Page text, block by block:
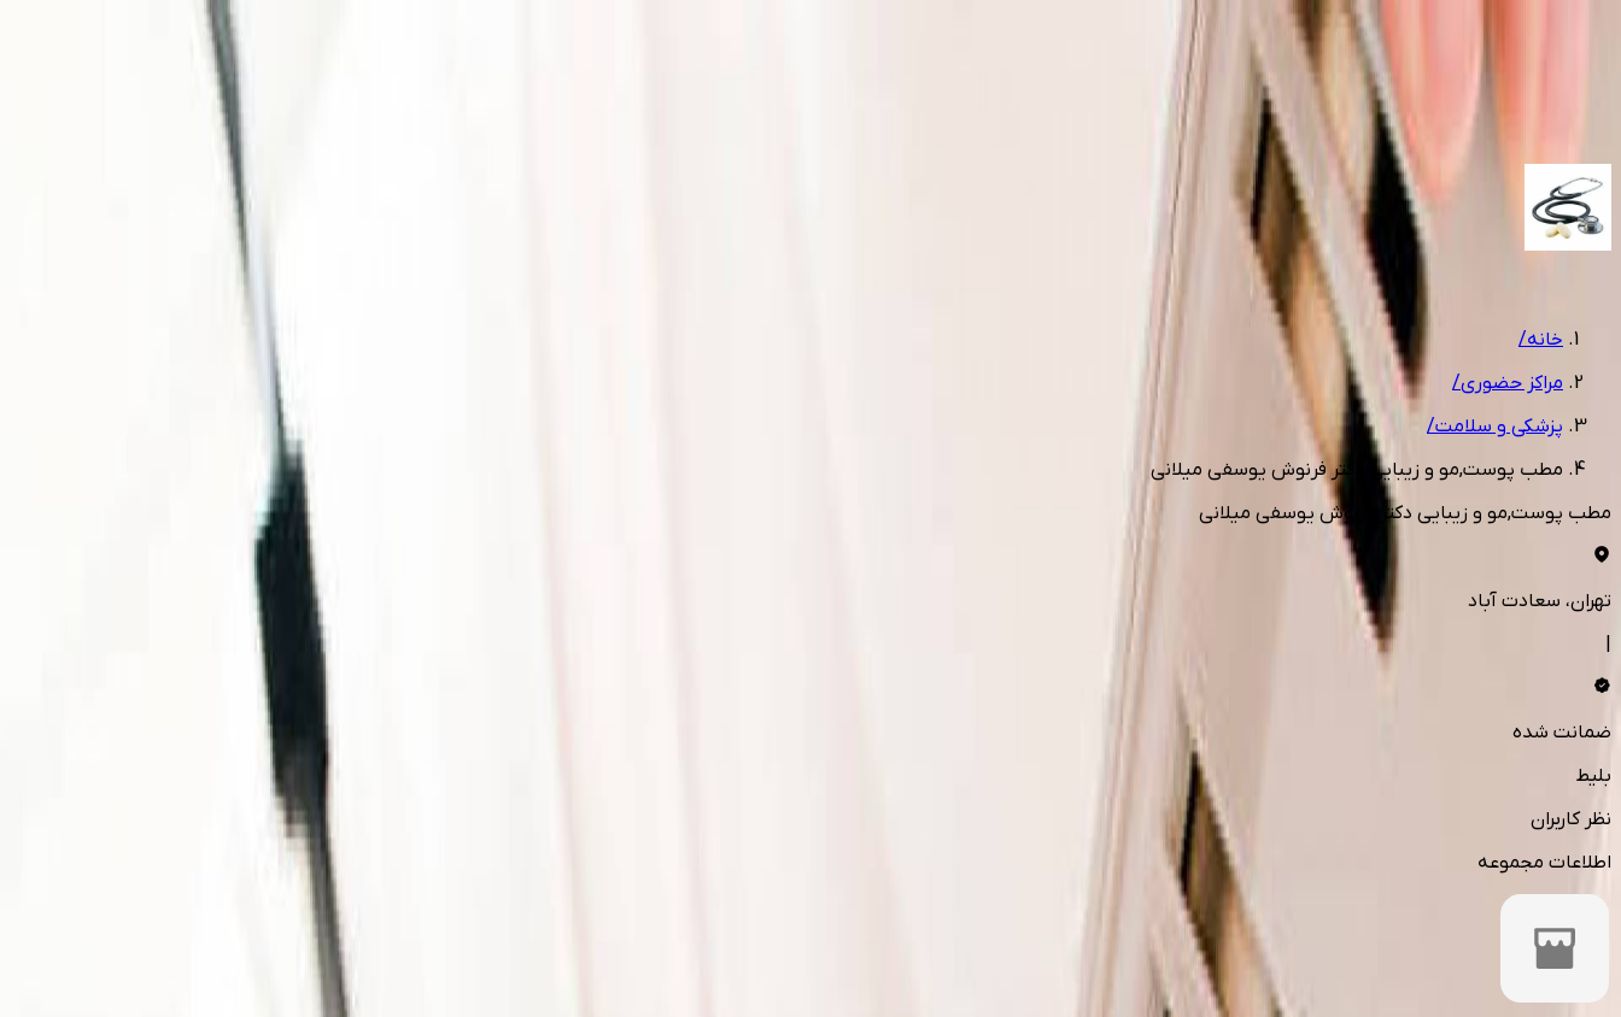
1/4
خانه/
مراکز حضوری/
پزشکی و سلامت/
مطب پوست,مو و زیبایی دکتر فرنوش یوسفی میلانی
مطب پوست,مو و زیبایی دکتر فرنوش یوسفی میلانی
تهران، سعادت آباد
ضمانت شده
بلیط
نظر کاربران
اطلاعات مجموعه